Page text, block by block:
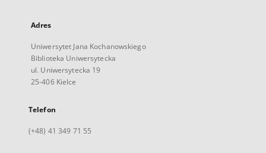
Adres
Uniwersytet Jana Kochanowskiego
Biblioteka Uniwersytecka
ul. Uniwersytecka 19
25-406 Kielce
Telefon
(+48) 41 349 71 55